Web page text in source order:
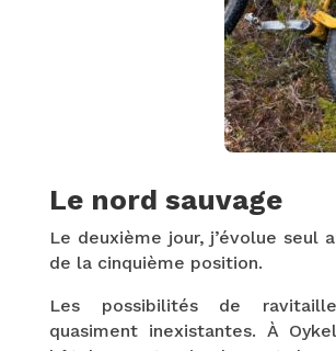
Le nord sauvage
Le deuxième jour, j’évolue seul
de la cinquième position.
Les possibilités de
quasiment inexistantes. À